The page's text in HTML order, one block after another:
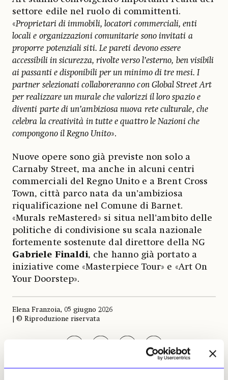
settore edile nel ruolo di committenti.
«Proprietari di immobili, locatori commerciali, enti
locali e organizzazioni comunitarie sono invitati a
proporre potenziali siti. Le pareti devono essere
accessibili in sicurezza, rivolte verso l’esterno, ben visibili
ai passanti e disponibili per un minimo di tre mesi. I
partner selezionati collaboreranno con Global Street Art
per realizzare un murale che valorizzi il loro spazio e
diventi parte di un’ambiziosa nuova rete culturale, che
celebra la creatività in tutte e quattro le Nazioni che
compongono il Regno Unito».
Nuove opere sono già previste non solo a
Carnaby Street, ma anche in alcuni centri
commerciali del Regno Unito e a Brent Cross
Town, città parco nata da un’ambiziosa
riqualificazione nel Comune di Barnet.
«Murals reMastered» si situa nell’ambito delle
politiche di condivisione su scala nazionale
fortemente sostenute dal direttore della NG
Gabriele Finaldi, che hanno già portato a
iniziative come «Masterpiece Tour» e «Art On
Your Doorstep».
Elena Franzoia, 05 giugno 2026
| © Riproduzione riservata